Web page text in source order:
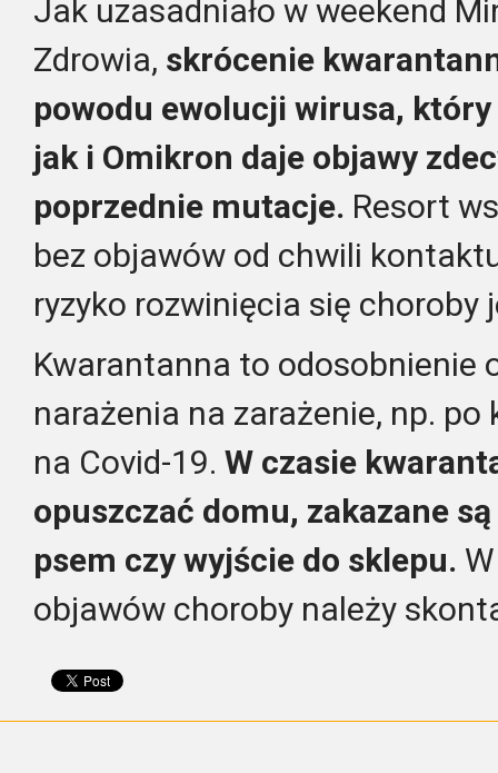
Jak uzasadniało w weekend
Zdrowia, skrócenie
powodu ewolucji wirusa,
jak i Omikron daje objawy
poprzednie mutacje. Resort
bez objawów od chwili
ryzyko rozwinięcia się choroby
Kwarantanna to odosobnienie
narażenia na zarażenie, np.
na Covid-19. W czasie
opuszczać domu, zakazane
psem czy wyjście do sklepu.
objawów choroby należy